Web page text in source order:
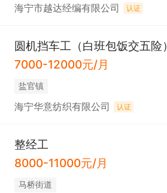
海宁市越达经编有限公司 认证
圆机挡车工（白班包饭交五险）
7000-12000元/月
盐官镇
海宁华意纺织有限公司 认证
整经工
8000-11000元/月
马桥街道